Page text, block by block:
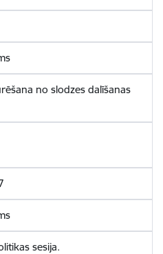
no slodzes dalīšanas
sesija.